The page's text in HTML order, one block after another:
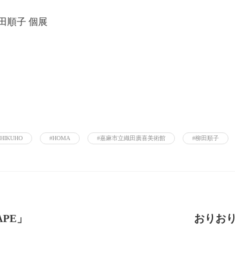
順子 個展
#HOMA #嘉麻市立織田廣喜美術館 #柳田順子
」 おりお